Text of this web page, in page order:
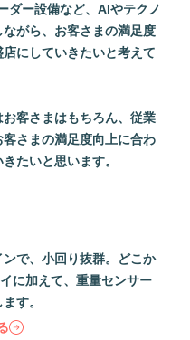
ダー設備など、AIやテクノ
がら、お客さまの満足度
にしていきたいと考えて
客さまはもちろん、従業
さまの満足度向上に合わ
たいと思います。
で、小回り抜群。どこか
に加えて、重量センサー
す。